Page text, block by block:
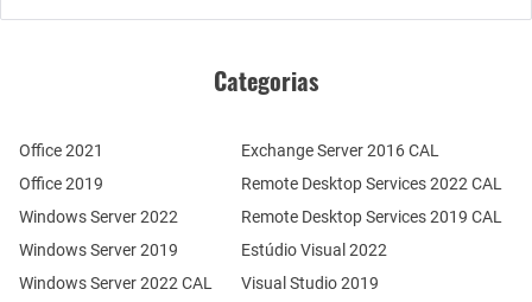
Categorias
Office 2021
Office 2019
Windows Server 2022
Windows Server 2019
Windows Server 2022 CAL
Remote Desktop Services 2022 CAL
Remote Desktop Services 2019 CAL
Exchange Server 2016 CAL
Estúdio Visual 2022
Visual Studio 2019